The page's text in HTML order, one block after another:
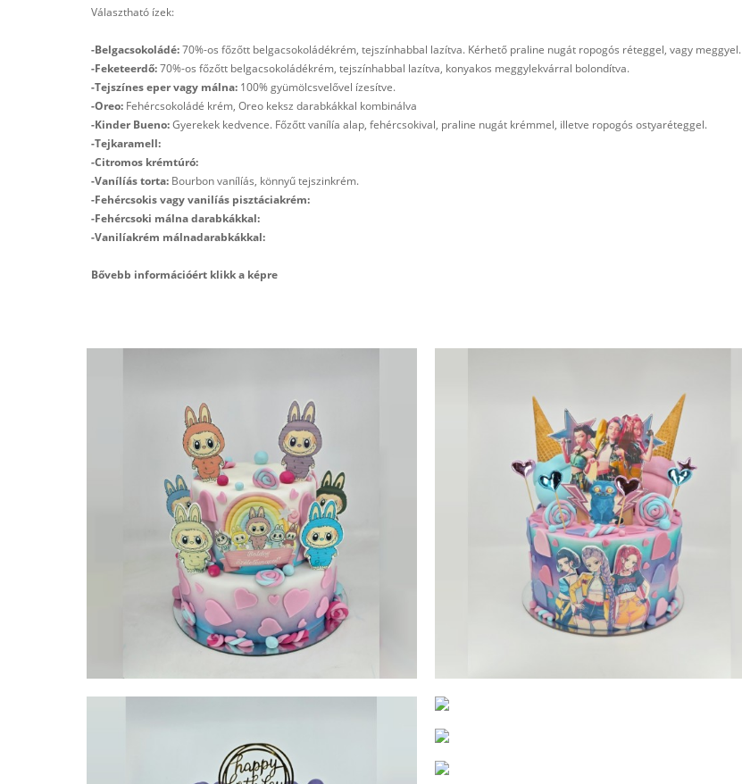
Választható ízek:
-Belgacsokoládé:70%-os főzőtt belgacsokoládékrém, tejszínhabbal lazítva. Kérhető praline nugát ropogós réteggel, vagy meggyel.
-Feketeerdő:70%-os főzőtt belgacsokoládékrém, tejszínhabbal lazítva, konyakos meggylekvárral bolondítva.
-Tejszínes eper vagy málna: 100% gyümölcsvelővel ízesítve.
-Oreo: Fehércsokoládé krém, Oreo keksz darabkákkal kombinálva
-Kinder Bueno:Gyerekek kedvence. Főzőtt vanílía alap, fehércsokival, praline nugát krémmel, illetve ropogós ostyaréteggel.
-Tejkaramell:
-Citromos krémtúró:
-Vanílíás torta: Bourbon vanílíás, könnyű tejszinkrém.
-Fehércsokis vagy vanilíás pisztáciakrém:
-Fehércsoki málna darabkákkal:
-Vanilíakrém málnadarabkákkal:
Bővebb információért klikk a képre